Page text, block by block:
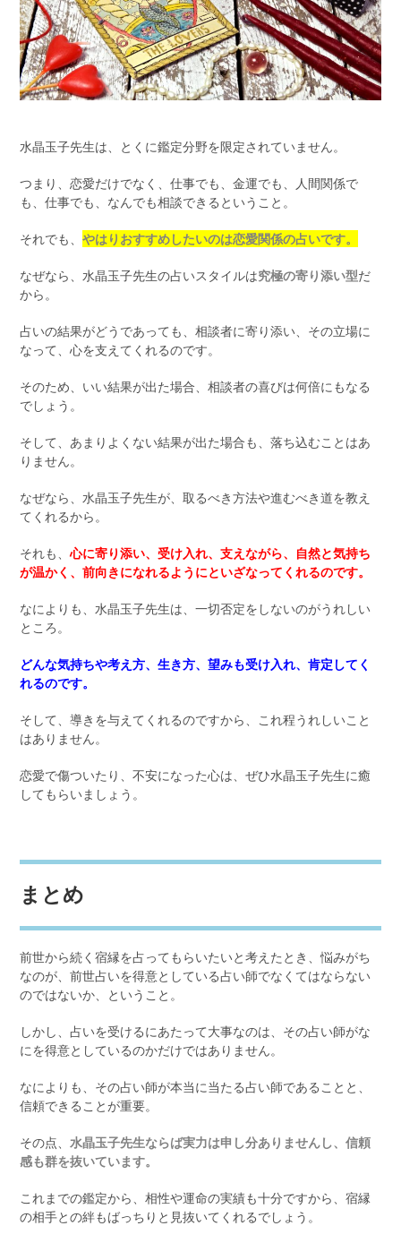
水晶玉子先生は、とくに鑑定分野を限定されていません。
つまり、恋愛だけでなく、仕事でも、金運でも、人間関係で
も、仕事でも、なんでも相談できるということ。
それでも、やはりおすすめしたいのは恋愛関係の占いです。
なぜなら、水晶玉子先生の占いスタイルは究極の寄り添い型だ
から。
占いの結果がどうであっても、相談者に寄り添い、その立場に
なって、心を支えてくれるのです。
そのため、いい結果が出た場合、相談者の喜びは何倍にもなる
でしょう。
そして、あまりよくない結果が出た場合も、落ち込むことはあ
りません。
なぜなら、水晶玉子先生が、取るべき方法や進むべき道を教え
てくれるから。
それも、心に寄り添い、受け入れ、支えながら、自然と気持ち
が温かく、前向きになれるようにといざなってくれるのです。
なによりも、水晶玉子先生は、一切否定をしないのがうれしい
ところ。
どんな気持ちや考え方、生き方、望みも受け入れ、肯定してく
れるのです。
そして、導きを与えてくれるのですから、これ程うれしいこと
はありません。
恋愛で傷ついたり、不安になった心は、ぜひ水晶玉子先生に癒
してもらいましょう。
まとめ
前世から続く宿縁を占ってもらいたいと考えたとき、悩みがち
なのが、前世占いを得意としている占い師でなくてはならない
のではないか、ということ。
しかし、占いを受けるにあたって大事なのは、その占い師がな
にを得意としているのかだけではありません。
なによりも、その占い師が本当に当たる占い師であることと、
信頼できることが重要。
その点、水晶玉子先生ならば実力は申し分ありませんし、信頼
感も群を抜いています。
これまでの鑑定から、相性や運命の実績も十分ですから、宿縁
の相手との絆もばっちりと見抜いてくれるでしょう。